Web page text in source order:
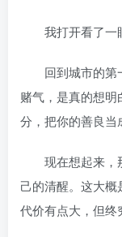
我打开看了一眼
回到城市的第
赌气，是真的想
分，把你的善良当
现在想起来，
己的清醒。这大概
代价有点大，但终